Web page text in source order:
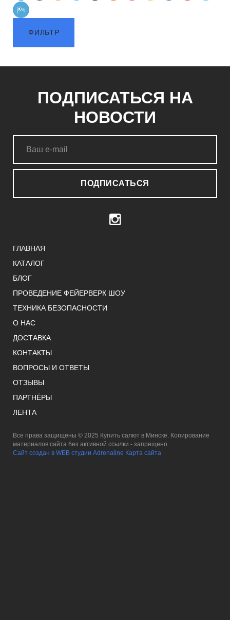
ФИЛЬТР
ПОДПИСАТЬСЯ НА
НОВОСТИ
ПОДПИСАТЬСЯ
ГЛАВНАЯ
КАТАЛОГ
БЛОГ
ПРОВЕДЕНИЕ ФЕЙЕРВЕРК ШОУ
ТЕХНИКА БЕЗОПАСНОСТИ
О НАС
ДОСТАВКА
КОНТАКТЫ
ВОПРОСЫ И ОТВЕТЫ
ОТЗЫВЫ
ПАРТНЁРЫ
ЛЕНТА
Все права защищены © 2025 Купить салют в Минске. Копирование
материалов сайта без активной ссылки - запрещено.
Сайт создан в WEB студии Adrenaline Карта сайта